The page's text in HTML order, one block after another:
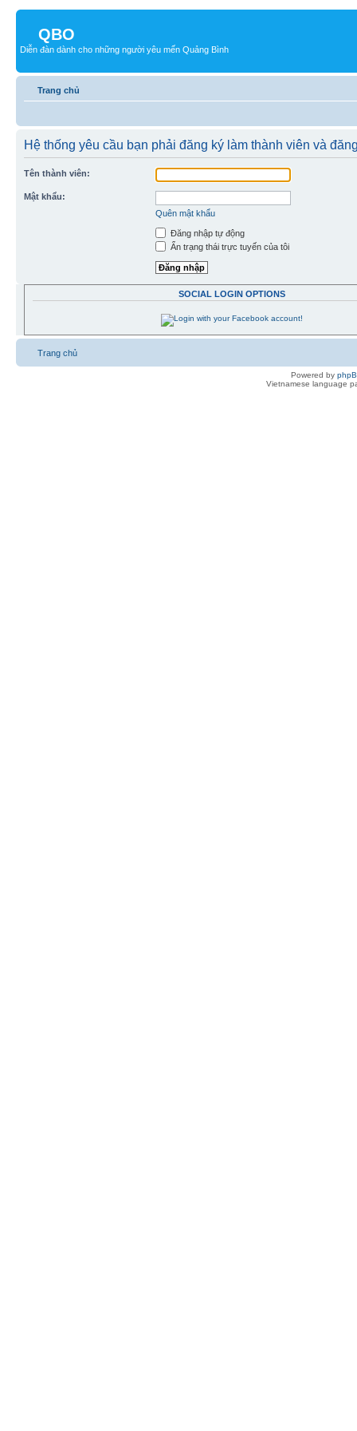
QBO
Diễn đàn dành cho những người yêu mến Quảng Bình
Trang chủ
Hệ thống yêu cầu bạn phải đăng ký làm thành viên và
Tên thành viên:
Mật khẩu:
Quên mật khẩu
Đăng nhập tự động
Ẩn trạng thái trực tuyến của tôi
SOCIAL LOGIN OPTIONS
Trang chủ
Powered by
Vietnamese language